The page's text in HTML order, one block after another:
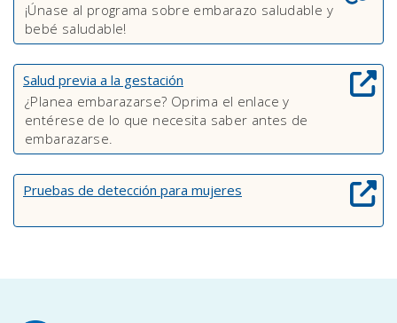
¡Únase al programa sobre embarazo saludable y
bebé saludable!
Salud previa a la gestación
¿Planea embarazarse? Oprima el enlace y
entérese de lo que necesita saber antes de
embarazarse.
Pruebas de detección para mujeres